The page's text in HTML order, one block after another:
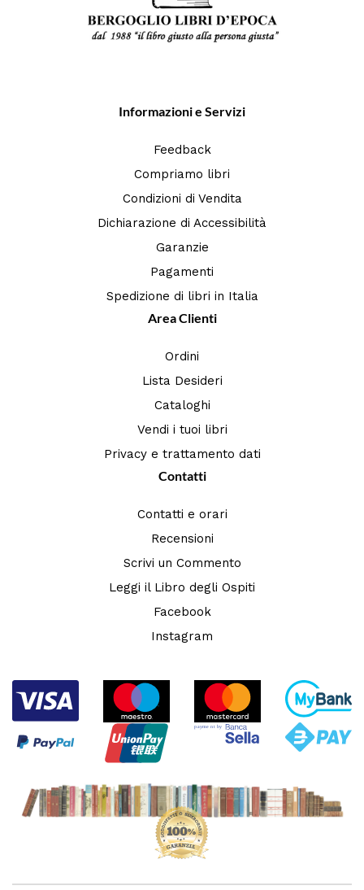
Informazioni e Servizi
Feedback
Compriamo libri
Condizioni di Vendita
Dichiarazione di Accessibilità
Garanzie
Pagamenti
Spedizione di libri in Italia
Area Clienti
Ordini
Lista Desideri
Cataloghi
Vendi i tuoi libri
Privacy e trattamento dati
Contatti
Contatti e orari
Recensioni
Scrivi un Commento
Leggi il Libro degli Ospiti
Facebook
Instagram